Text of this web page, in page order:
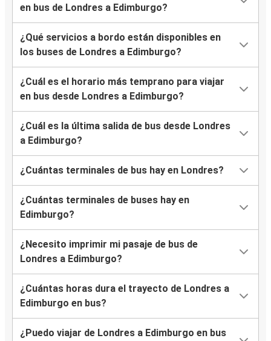
en bus de Londres a Edimburgo?
¿Qué servicios a bordo están disponibles en
los buses de Londres a Edimburgo?
¿Cuál es el horario más temprano para viajar
en bus desde Londres a Edimburgo?
¿Cuál es la última salida de bus desde Londres
a Edimburgo?
¿Cuántas terminales de bus hay en Londres?
¿Cuántas terminales de buses hay en
Edimburgo?
¿Necesito imprimir mi pasaje de bus de
Londres a Edimburgo?
¿Cuántas horas dura el trayecto de Londres a
Edimburgo en bus?
¿Puedo viajar de Londres a Edimburgo en bus